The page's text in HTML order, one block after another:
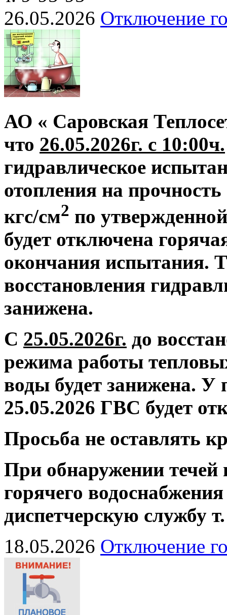
26.05.2026 Отключение
АО « Саровская
что 26.05.2026г. с 10:00ч.
гидравлическое
отопления на
кгс/см2 по
будет отключена
окончания испытания.
восстановления
занижена.
С 25.05.2026г. до
режима работы
воды будет занижена. У
25.05.2026 ГВС будет
Просьба не оставлять
При обнаружении течей
горячего
диспетчерскую службу
18.05.2026 Отключение